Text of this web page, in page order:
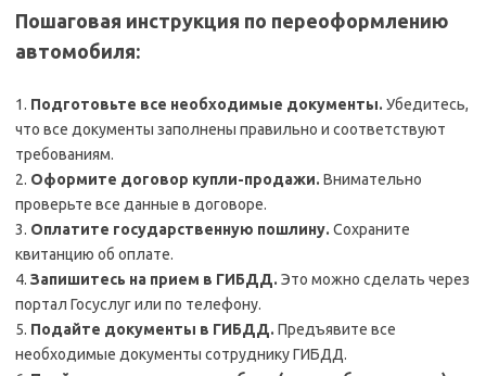
Пошаговая инструкция по переоформлению
автомобиля:
1. Подготовьте все необходимые документы. Убедитесь,
что все документы заполнены правильно и соответствуют
требованиям.
2. Оформите договор купли-продажи. Внимательно
проверьте все данные в договоре.
3. Оплатите государственную пошлину. Сохраните
квитанцию об оплате.
4. Запишитесь на прием в ГИБДД. Это можно сделать через
портал Госуслуг или по телефону.
5. Подайте документы в ГИБДД. Предъявите все
необходимые документы сотруднику ГИБДД.